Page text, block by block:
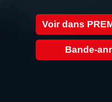
Voir dans
Bande-